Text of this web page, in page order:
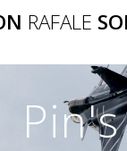
to
RAFALE
Pin's